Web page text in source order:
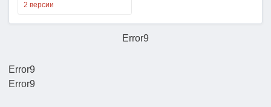
Error9
2 версии
Error9
Error9